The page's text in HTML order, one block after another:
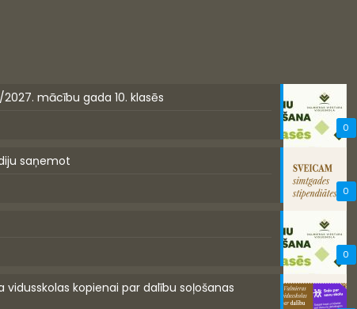
0
mācību gada 10. klasēs
0
saņemot
0
vidusskolas kopienai par dalību soļošanas